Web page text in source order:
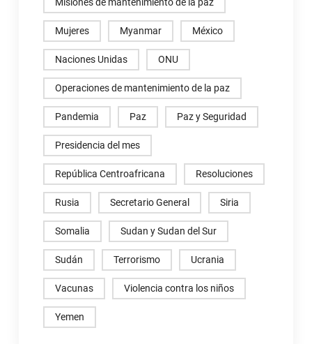
Mujeres Myanmar México
Naciones Unidas ONU
Operaciones de mantenimiento de la paz
Pandemia Paz Paz y Seguridad
Presidencia del mes
República Centroafricana Resoluciones
Rusia Secretario General Siria
Somalia Sudan y Sudan del Sur
Sudán Terrorismo Ucrania
Vacunas Violencia contra los niños
Yemen